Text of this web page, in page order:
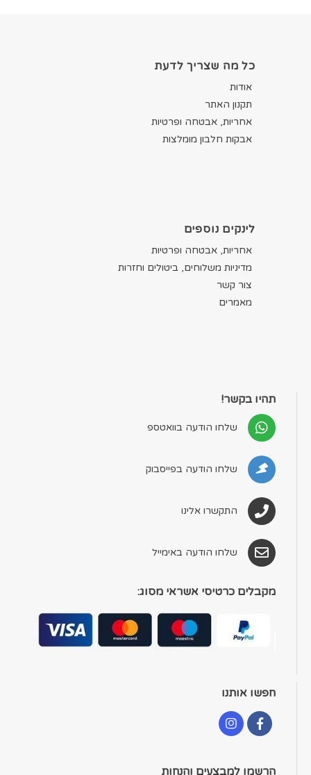
כל מה שצריך לדעת
אודות
תקנון האתר
אחריות, אבטחה ופרטיות
אבקות חלבון מומלצות
לינקים נוספים
אחריות, אבטחה ופרטיות
מדיניות משלוחים, ביטולים וחזרות
צור קשר
מאמרים
תהיו בקשר!
שלחו הודעה בוואטספ
שלחו הודעה בפייסבוק
התקשרו אלינו
שלחו הודעה באימייל
מקבלים כרטיסי אשראי מסוג:
חפשו אותנו
הרשמו למבצעים והנחות